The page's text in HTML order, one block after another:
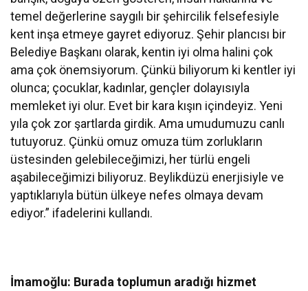
temel değerlerine saygılı bir şehircilik felsefesiyle
kent inşa etmeye gayret ediyoruz. Şehir plancısı bir
Belediye Başkanı olarak, kentin iyi olma halini çok
ama çok önemsiyorum. Çünkü biliyorum ki kentler iyi
olunca; çocuklar, kadınlar, gençler dolayısıyla
memleket iyi olur. Evet bir kara kışın içindeyiz. Yeni
yıla çok zor şartlarda girdik. Ama umudumuzu canlı
tutuyoruz. Çünkü omuz omuza tüm zorlukların
üstesinden gelebileceğimizi, her türlü engeli
aşabileceğimizi biliyoruz. Beylikdüzü enerjisiyle ve
yaptıklarıyla bütün ülkeye nefes olmaya devam
ediyor.” ifadelerini kullandı.
İmamoğlu: Burada toplumun aradığı hizmet